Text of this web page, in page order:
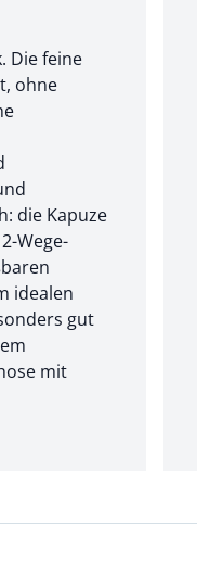
Die feine
ohne
die Kapuze
Wege-
idealen
gut
mit